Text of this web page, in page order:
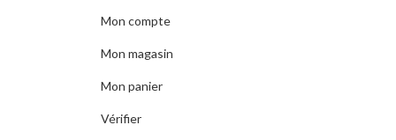
Mon compte
Mon magasin
Mon panier
Vérifier